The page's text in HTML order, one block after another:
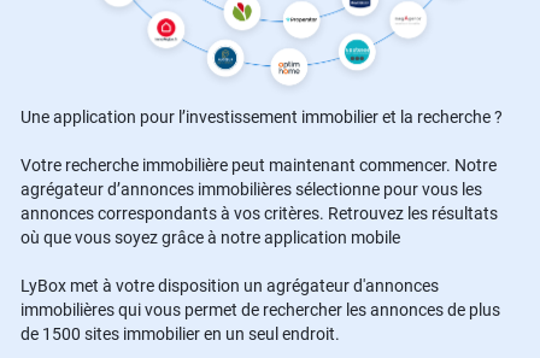
Une application pour l’investissement immobilier et la recherche ?
Votre recherche immobilière peut maintenant commencer. Notre
agrégateur d’annonces immobilières sélectionne pour vous les
annonces correspondants à vos critères. Retrouvez les résultats
où que vous soyez grâce à notre application mobile
LyBox met à votre disposition un agrégateur d'annonces
immobilières qui vous permet de rechercher les annonces de plus
de 1500 sites immobilier en un seul endroit.